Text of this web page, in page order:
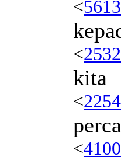
<5613
<2532
kita
<2254
<4100